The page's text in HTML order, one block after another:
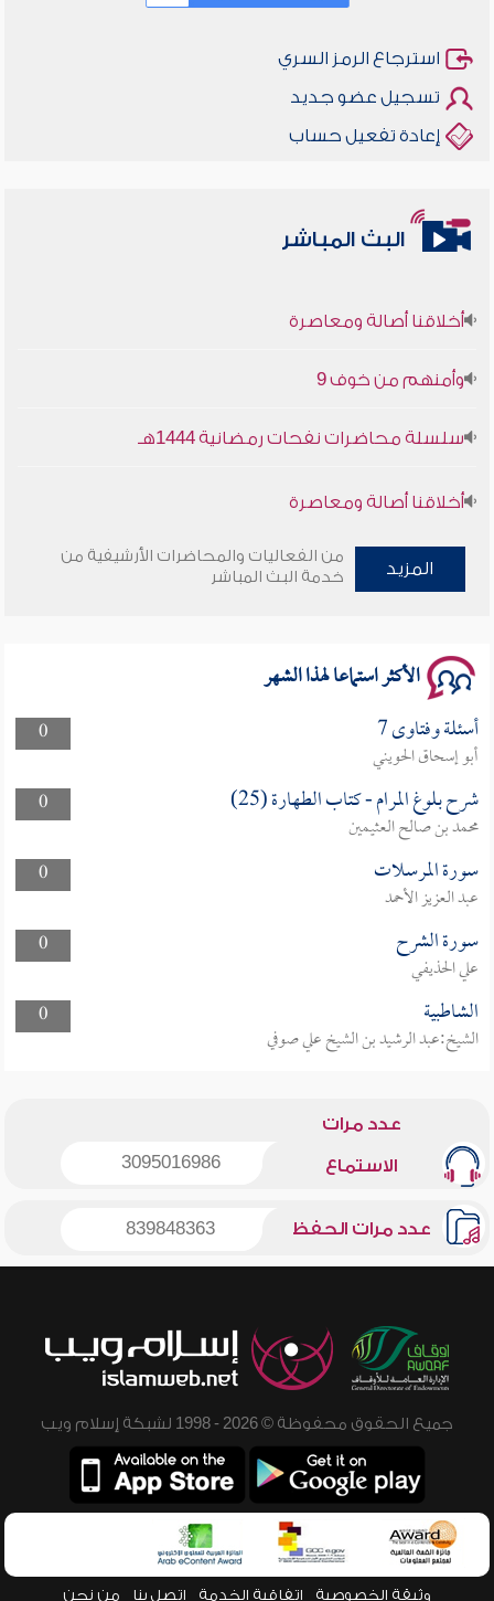
استرجاع الرمز السري
تسجيل عضو جديد
إعادة تفعيل حساب
البث المباشر
أخلاقنا أصالة ومعاصرة
وأمنهم من خوف 9
سلسلة محاضرات نفحات رمضانية 1444هـ
أخلاقنا أصالة ومعاصرة
وأمنهم من خوف 9
المزيد
من الفعاليات والمحاضرات الأرشيفية من
خدمة البث المباشر
الأكثر استماعا لهذا الشهر
0 أسئلة وفتاوى 7
أبو إسحاق الحويني
0
شرح بلوغ المرام - كتاب الطهارة (25)
محمد بن صالح العثيمين
0
سورة المرسلات
عبد العزيز الأحمد
0
سورة الشرح
علي الحذيفي
0
الشاطبية
الشيخ:عبد الرشيد بن الشيخ علي صوفي
عدد مرات
الاستماع 3095016986
عدد مرات الحفظ 839848363
جميع الحقوق محفوظة © 2026 - 1998 لشبكة إسلام ويب
وثيقة الخصوصية اتفاقية الخدمة اتصل بنا من نحن